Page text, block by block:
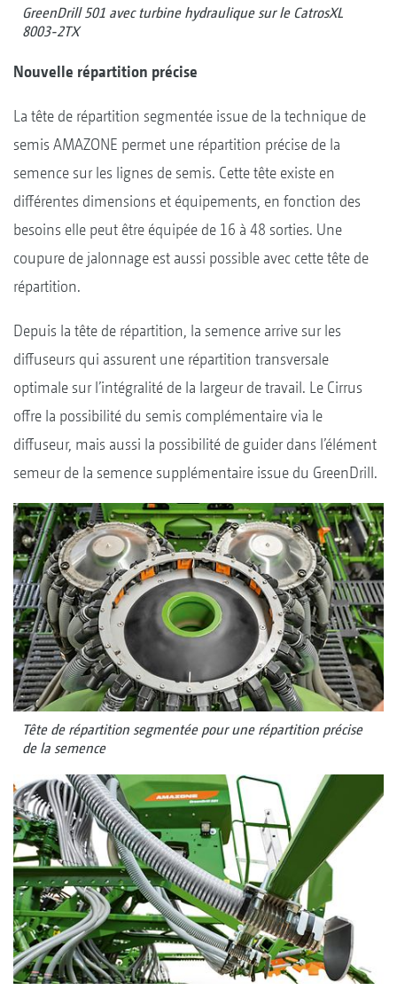
GreenDrill 501 avec turbine hydraulique sur le CatrosXL
8003-2TX
Nouvelle répartition précise
La tête de répartition segmentée issue de la technique de
semis AMAZONE permet une répartition précise de la
semence sur les lignes de semis. Cette tête existe en
différentes dimensions et équipements, en fonction des
besoins elle peut être équipée de 16 à 48 sorties. Une
coupure de jalonnage est aussi possible avec cette tête de
répartition.
Depuis la tête de répartition, la semence arrive sur les
diffuseurs qui assurent une répartition transversale
optimale sur l’intégralité de la largeur de travail. Le Cirrus
offre la possibilité du semis complémentaire via le
diffuseur, mais aussi la possibilité de guider dans l’élément
semeur de la semence supplémentaire issue du GreenDrill.
Tête de répartition segmentée pour une répartition précise
de la semence